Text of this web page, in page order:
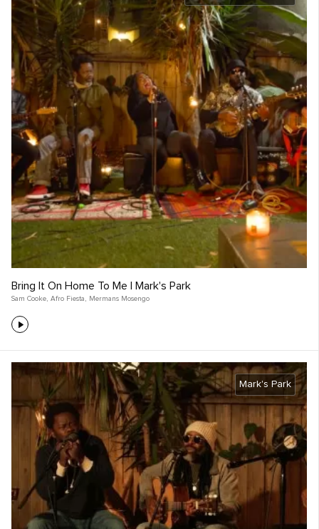
Bring It On Home To Me | Mark's Park
Sam Cooke, Afro Fiesta , Mermans Mosengo
Mark's Park